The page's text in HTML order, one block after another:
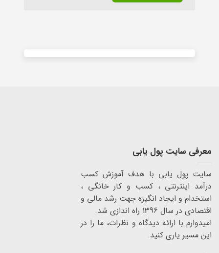
معرفی سایت پول یابی
سایت پول یابی با هدف آموزش کسب
درآمد اینترنتی ، کسب و کار خانگی ،
استخدام و ایجاد انگیزه جهت رشد مالی و
اقتصادی در سال 1396 راه اندازی شد.
امیدوارم با ارائه دیدگاه و نظرات، ما را در
این مسیر یاری کنید.